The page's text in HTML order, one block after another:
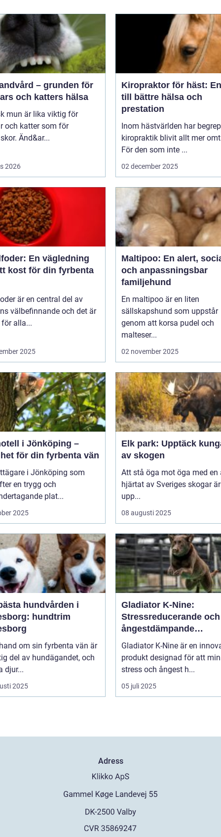
– grunden för
och katters hälsa
mun är lika viktig för
och katter som för
Änd&ar...
2026
Kiropraktor för häst:
till bättre hälsa och
prestation
Inom hästvärlden har
kiropraktik blivit allt mer
För den som inte ...
02 december 2025
En vägledning
kost för din fyrbenta
är en central del av
välbefinnande och det är
alla...
2025
Maltipoo: En alert,
och anpassningsbar
familjehund
En maltipoo är en liten
sällskapshund som uppstår
genom att korsa pudel och
malteser...
02 november 2025
i Jönköping –
för din fyrbenta vän
i Jönköping som
en trygg och
plat...
2025
Elk park: Upptäck
av skogen
Att stå öga mot öga med en
hjärtat av Sveriges skogar
upp...
08 augusti 2025
hundvården i
hundtrim
om sin fyrbenta vän är
del av hundägandet, och
djur...
2025
Gladiator K-Nine:
Stressreducerande och
ångestdämpande
hundhalsband
Gladiator K-Nine är en
produkt designad för att
stress och ångest h...
05 juli 2025
Adress